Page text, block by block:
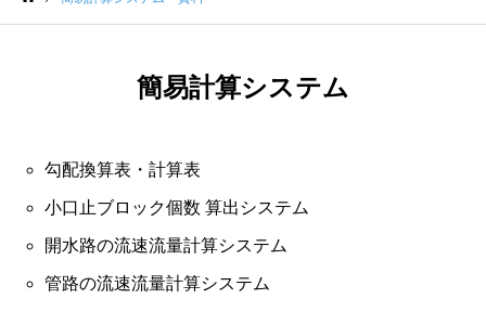
簡易計算システム
勾配換算表・計算表
小口止ブロック個数 算出システム
開水路の流速流量計算システム
管路の流速流量計算システム